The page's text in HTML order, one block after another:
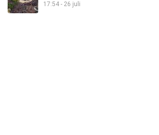
17:54 - 26 juli